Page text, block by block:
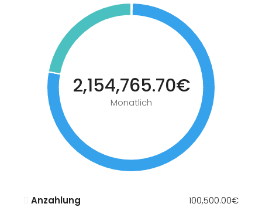
2,154,765.70€
Monatlich
Anzahlung
100,500.00€